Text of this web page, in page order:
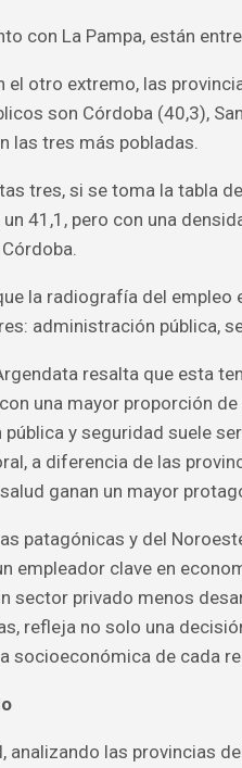
con La Pampa, están
el otro extremo, las
son Córdoba (40,3),
las tres más pobladas.
tres, si se toma la tabla
41,1, pero con una
la radiografía del
administración pública,
resalta que esta
una mayor proporción
y seguridad suele
a diferencia de las
ganan un mayor
patagónicas y del
empleador clave en
sector privado menos
refleja no solo una
socioeconómica de cada
analizando las provincias